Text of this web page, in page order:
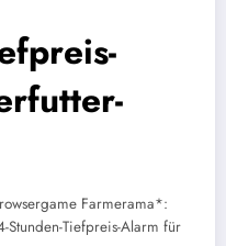
Farmerama*:
Stunden-Tiefpreis-Alarm für